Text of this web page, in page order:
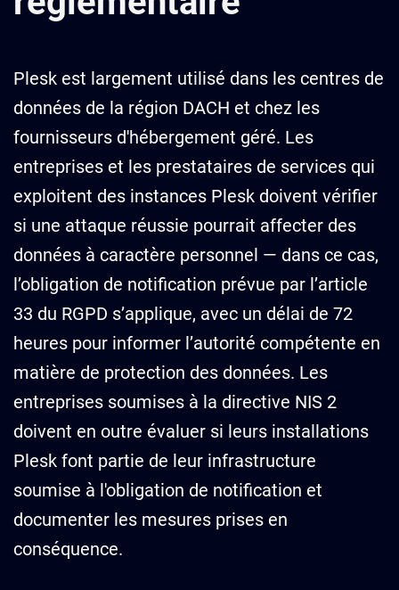
Plesk est largement utilisé dans les centres de
données de la région DACH et chez les
fournisseurs d'hébergement géré. Les
entreprises et les prestataires de services qui
exploitent des instances Plesk doivent vérifier
si une attaque réussie pourrait affecter des
données à caractère personnel — dans ce cas,
l’obligation de notification prévue par l’article
33 du RGPD s’applique, avec un délai de 72
heures pour informer l’autorité compétente en
matière de protection des données. Les
entreprises soumises à la directive NIS 2
doivent en outre évaluer si leurs installations
Plesk font partie de leur infrastructure
soumise à l'obligation de notification et
documenter les mesures prises en
conséquence.